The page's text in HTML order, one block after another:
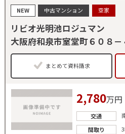
NEW 中古マンション 空家
リビオ光明池ロジュマン
大阪府和泉市室堂町６０８－
まとめて資料請求
2,780万円
交通
間取り